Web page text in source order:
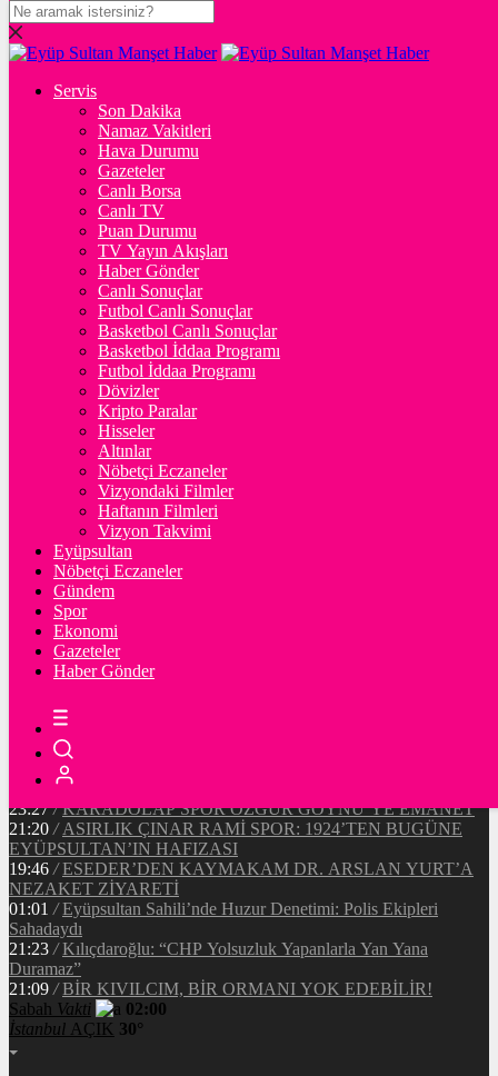
DOLAR
47,7047$% 0.15
EURO
% 0.32
STERLİN
% 0.37
GRAM ALTIN
%2,55
%2,19
BİTCOİN
ETHEREUM
TETHER
Servis
Son Dakika
Namaz Vakitleri
Hava Durumu
Gazeteler
Canlı Borsa
Canlı TV
Puan Durumu
TV Yayın Akışları
Haber Gönder
Canlı Sonuçlar
Futbol Canlı Sonuçlar
Basketbol Canlı Sonuçlar
Basketbol İddaa Programı
Futbol İddaa Programı
Dövizler
Kripto Paralar
Hisseler
Altınlar
Nöbetçi Eczaneler
Vizyondaki Filmler
Haftanın Filmleri
Vizyon Takvimi
Eyüpsultan
Nöbetçi Eczaneler
Gündem
Spor
Ekonomi
Gazeteler
Haber Gönder
20:37 / CHP EYÜPSULTAN İLÇE ÖRGÜTÜ ÜYELERİ
/ MHP EYÜPSULTAN TEŞKİLATI’NIN ACI GÜNÜ
13:33
/ BAŞKAN DR. MİTHAT BÜLENT ÖZMEN’DEN
KAMUOYUNA AÇIKLAMA
Makyaj Sanatçısı Uzay Damla Yıldız, Uluslararası
Başarılarıyla Türkiye’yi Temsil Ediyor
23:27 / KARADOLAP SPOR ÖZGÜR GÖYNÜ’YE EMANET
21:20 / ASIRLIK ÇINAR RAMİ SPOR: 1924’TEN BUGÜNE
EYÜPSULTAN’IN HAFIZASI
19:46 / ESEDER’DEN KAYMAKAM DR. ARSLAN YURT’A
NEZAKET ZİYARETİ
01:01 / Eyüpsultan Sahili’nde Huzur Denetimi: Polis Ekipleri
Sahadaydı
21:23 / Kılıçdaroğlu: “CHP Yolsuzluk Yapanlarla Yan Yana
Duramaz”
21:09 / BİR KIVILCIM, BİR ORMANI YOK EDEBİLİR!
Sabah Vakti
02:00
İstanbul AÇIK 30°